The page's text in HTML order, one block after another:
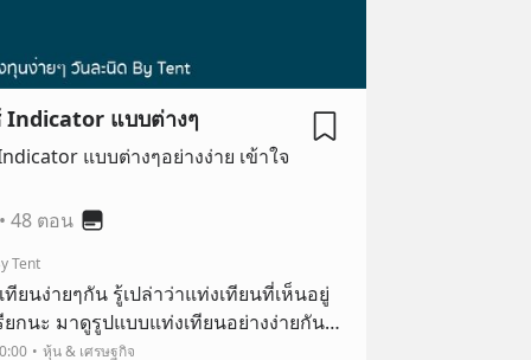
Indicator แบบต่างๆ
แบบต่างๆอย่างง่าย เข้าใจ
48 ตอน
Tent
ยนง่ายๆกัน รู้เปล่าว่าแท่งเทียนที่เห็นอยู่
กนะ มาดูรูปแบบแท่งเทียนอย่างง่ายกัน
ะไรเรา และเรียกว่าอย่างไร เวลาไปฟัง
หุ้น & เศรษฐกิจ